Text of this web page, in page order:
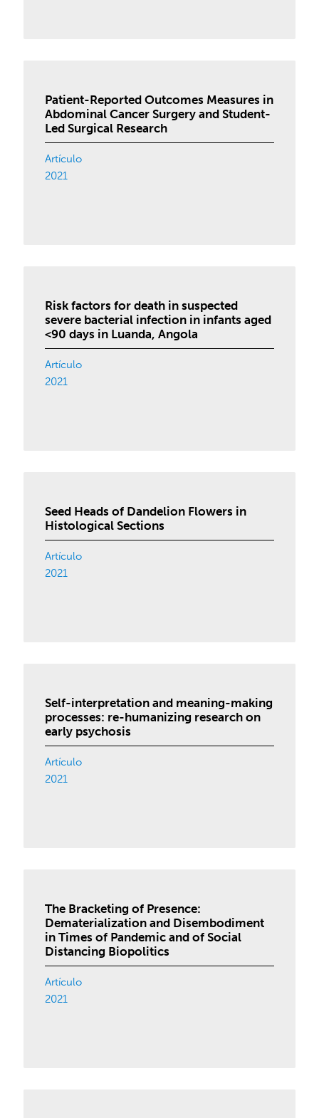
Patient-Reported Outcomes Measures in
Abdominal Cancer Surgery and Student-
Led Surgical Research
Artículo
2021
Risk factors for death in suspected
severe bacterial infection in infants aged
<90 days in Luanda, Angola
Artículo
2021
Seed Heads of Dandelion Flowers in
Histological Sections
Artículo
2021
Self-interpretation and meaning-making
processes: re-humanizing research on
early psychosis
Artículo
2021
The Bracketing of Presence:
Dematerialization and Disembodiment
in Times of Pandemic and of Social
Distancing Biopolitics
Artículo
2021